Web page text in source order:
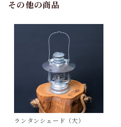
その他の商品
ランタンシェード（大）